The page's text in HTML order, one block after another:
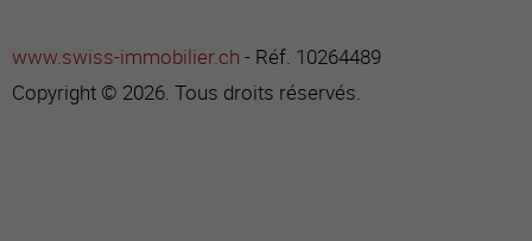
www.swiss-immobilier.ch - Réf. 10264489
Copyright © 2026. Tous droits réservés.